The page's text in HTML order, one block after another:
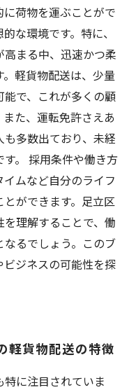
荷物を運ぶことがで
な環境です。特に、
まる中、迅速かつ柔
軽貨物配送は、少量
で、これが多くの顧
た、運転免許さえあ
多数出ており、未経
。 採用条件や働き方
ムなど自分のライフ
ができます。足立区
理解することで、働
るでしょう。このブ
ジネスの可能性を探
軽貨物配送の特徴
に注目されていま